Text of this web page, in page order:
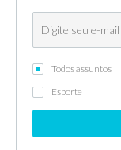
Todos assuntos
Esporte